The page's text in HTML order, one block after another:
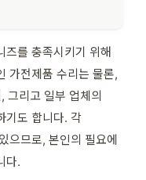
즈를 충족시키기 위해
가전제품 수리는 물론,
그리고 일부 업체의
기도 합니다. 각
으므로, 본인의 필요에
다.